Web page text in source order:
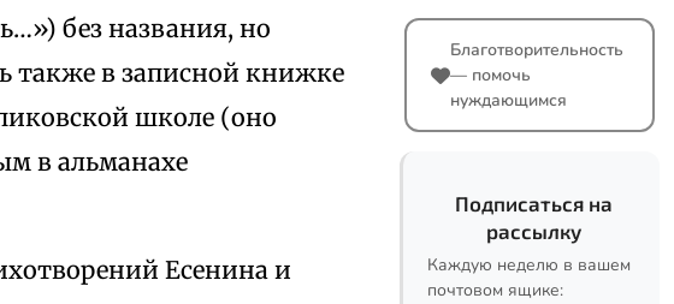
без названия, но
также в записной книжке
школе (оно
в альманахе
Есенина и
Благотворительность
— помочь
нуждающимся
Подписаться на
рассылку
Каждую неделю в вашем
почтовом ящике: